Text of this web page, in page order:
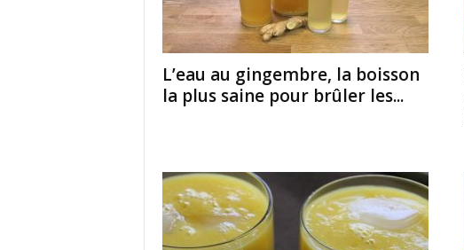
L’eau au gingembre, la boisson
la plus saine pour brûler les...